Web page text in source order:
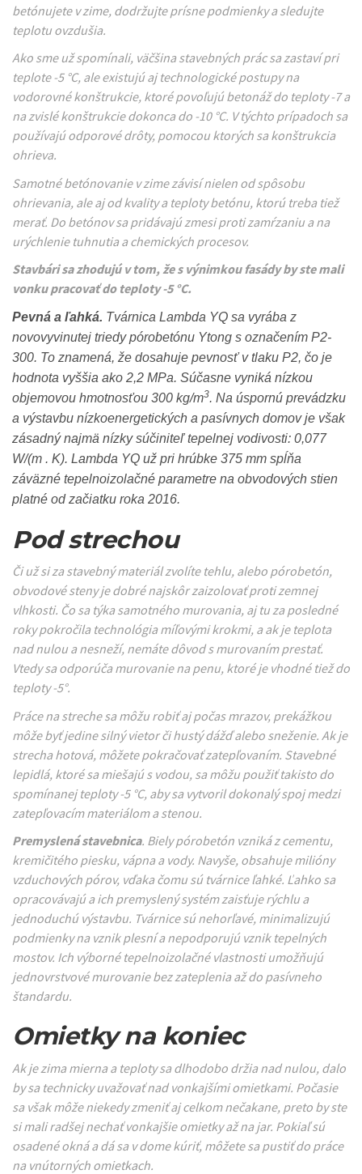
betónujete v zime, dodržujte prísne podmienky a sledujte
teplotu ovzdušia.
Ako sme už spomínali, väčšina stavebných prác sa zastaví pri
teplote -5 °C, ale existujú aj technologické postupy na
vodorovné konštrukcie, ktoré povoľujú betonáž do teploty -7 a
na zvislé konštrukcie dokonca do -10 °C. V týchto prípadoch sa
používajú odporové drôty, pomocou ktorých sa konštrukcia
ohrieva.
Samotné betónovanie v zime závisí nielen od spôsobu
ohrievania, ale aj od kvality a teploty betónu, ktorú treba tiež
merať. Do betónov sa pridávajú zmesi proti zamŕzaniu a na
urýchlenie tuhnutia a chemických procesov.
Stavbári sa zhodujú v tom, že s výnimkou fasády by ste mali
vonku pracovať do teploty -5 °C.
Pevná a ľahká. Tvárnica Lambda YQ sa vyrába z
novovyvinutej triedy pórobetónu Ytong s označením P2-
300. To znamená, že dosahuje pevnosť v tlaku P2, čo je
hodnota vyššia ako 2,2 MPa. Súčasne vyniká nízkou
objemovou hmotnosťou 300 kg/m3. Na úspornú prevádzku
a výstavbu nízkoenergetických a pasívnych domov je však
zásadný najmä nízky súčiniteľ tepelnej vodivosti: 0,077
W/(m . K). Lambda YQ už pri hrúbke 375 mm spĺňa
záväzné tepelnoizolačné parametre na obvodových stien
platné od začiatku roka 2016.
Pod strechou
Či už si za stavebný materiál zvolíte tehlu, alebo pórobetón,
obvodové steny je dobré najskôr zaizolovať proti zemnej
vlhkosti. Čo sa týka samotného murovania, aj tu za posledné
roky pokročila technológia míľovými krokmi, a ak je teplota
nad nulou a nesneží, nemáte dôvod s murovaním prestať.
Vtedy sa odporúča murovanie na penu, ktoré je vhodné tiež do
teploty -5°.
Práce na streche sa môžu robiť aj počas mrazov, prekážkou
môže byť jedine silný vietor či hustý dážď alebo sneženie. Ak je
strecha hotová, môžete pokračovať zatepľovaním. Stavebné
lepidlá, ktoré sa miešajú s vodou, sa môžu použiť takisto do
spomínanej teploty -5 °C, aby sa vytvoril dokonalý spoj medzi
zatepľovacím materiálom a stenou.
Premyslená stavebnica. Biely pórobetón vzniká z cementu,
kremičitého piesku, vápna a vody. Navyše, obsahuje milióny
vzduchových pórov, vďaka čomu sú tvárnice ľahké. Ľahko sa
opracovávajú a ich premyslený systém zaisťuje rýchlu a
jednoduchú výstavbu. Tvárnice sú nehorľavé, minimalizujú
podmienky na vznik plesní a nepodporujú vznik tepelných
mostov. Ich výborné tepelnoizolačné vlastnosti umožňujú
jednovrstvové murovanie bez zateplenia až do pasívneho
štandardu.
Omietky na koniec
Ak je zima mierna a teploty sa dlhodobo držia nad nulou, dalo
by sa technicky uvažovať nad vonkajšími omietkami. Počasie
sa však môže niekedy zmeniť aj celkom nečakane, preto by ste
si mali radšej nechať vonkajšie omietky až na jar. Pokiaľ sú
osadené okná a dá sa v dome kúriť, môžete sa pustiť do práce
na vnútorných omietkach.